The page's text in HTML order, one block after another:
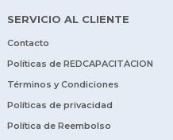
SERVICIO AL CLIENTE
Contacto
Políticas de REDCAPACITACION
Términos y Condiciones
Políticas de privacidad
Política de Reembolso